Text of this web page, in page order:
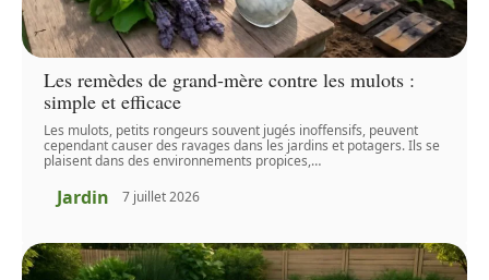
Les remèdes de grand-mère contre les mulots :
simple et efficace
Les mulots, petits rongeurs souvent jugés inoffensifs, peuvent
cependant causer des ravages dans les jardins et potagers. Ils se
plaisent dans des environnements propices,…
Jardin 7 juillet 2026